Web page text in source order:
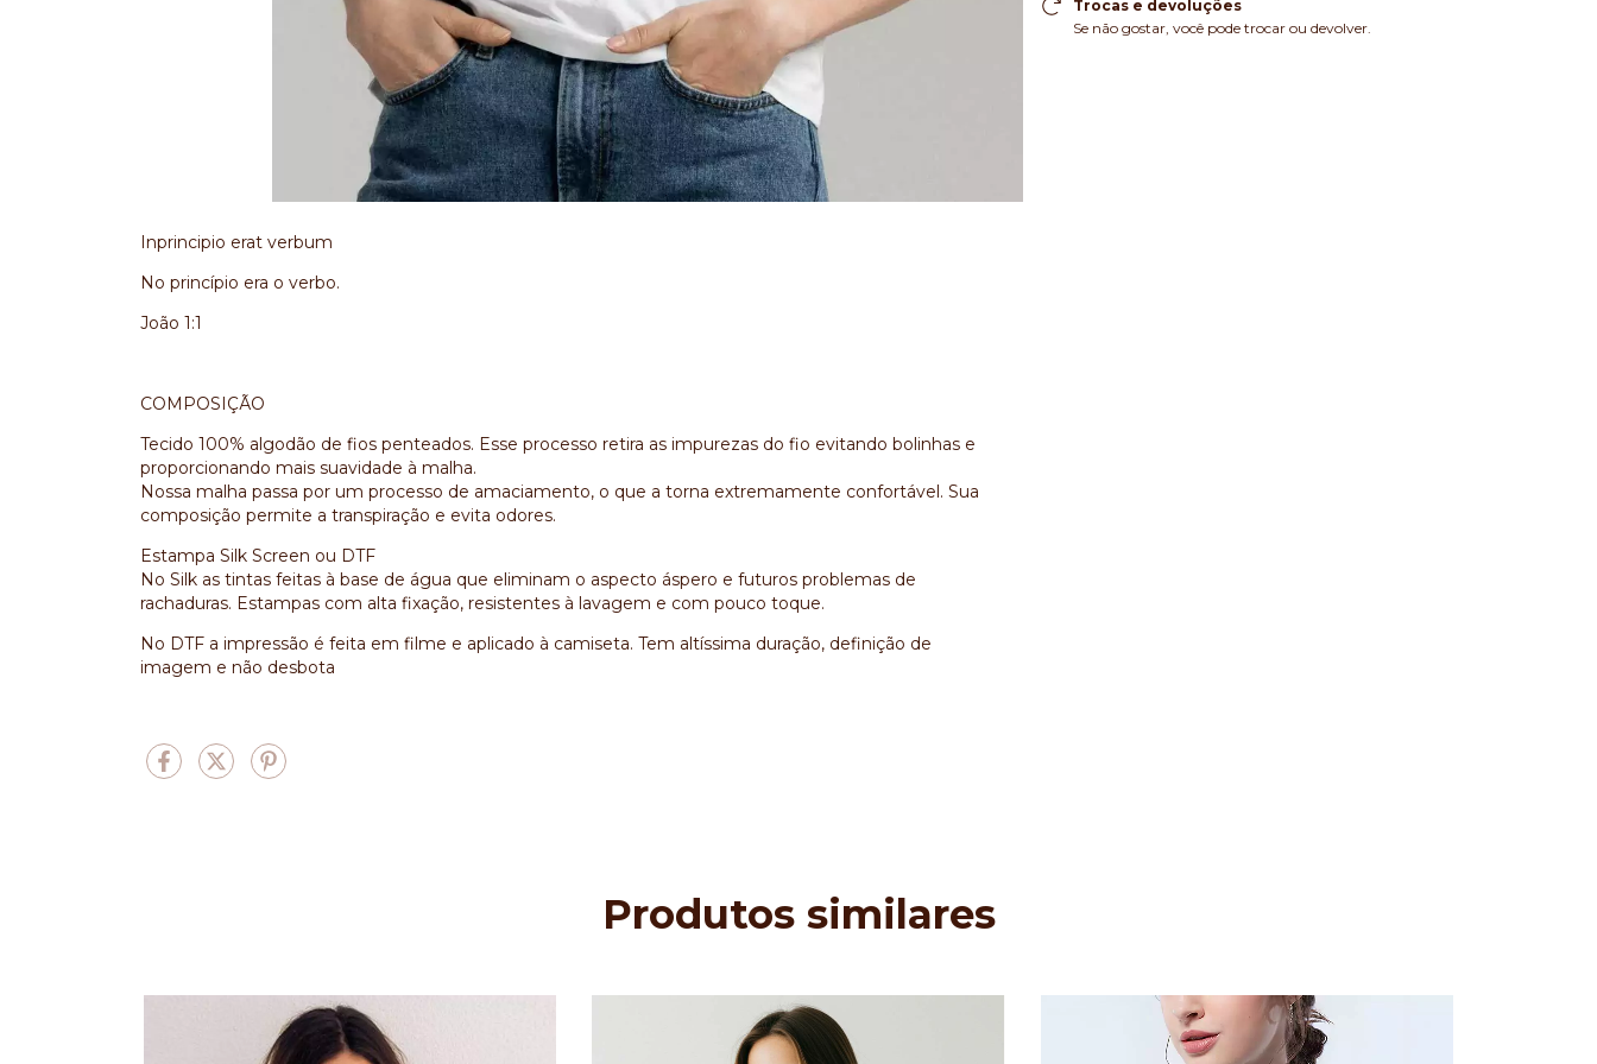
Inprincipio erat verbum
No princípio era o verbo.
João 1:1
COMPOSIÇÃO
Tecido 100% algodão de fios penteados. Esse processo retira as impurezas do fio evitando bolinhas e
proporcionando mais suavidade à malha.
Nossa malha passa por um processo de amaciamento, o que a torna extremamente confortável. Sua
composição permite a transpiração e evita odores.
Estampa Silk Screen ou DTF
No Silk as tintas feitas à base de água que eliminam o aspecto áspero e futuros problemas de
rachaduras. Estampas com alta fixação, resistentes à lavagem e com pouco toque.
No DTF a impressão é feita em filme e aplicado à camiseta. Tem altíssima duração, definição de
imagem e não desbota
Trocas e devoluções
Se não gostar, você pode trocar ou devolver.
Produtos similares